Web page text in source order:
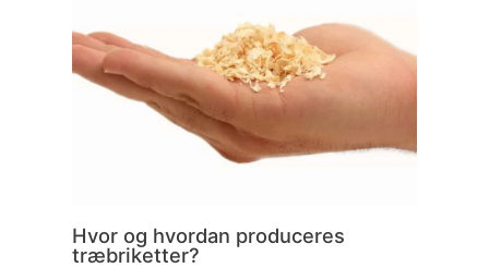
Hvor og hvordan produceres
træbriketter?